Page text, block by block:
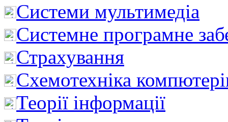
Системи мультимедіа
Системне програмне
Страхування
Схемотехніка
Теорії інформації